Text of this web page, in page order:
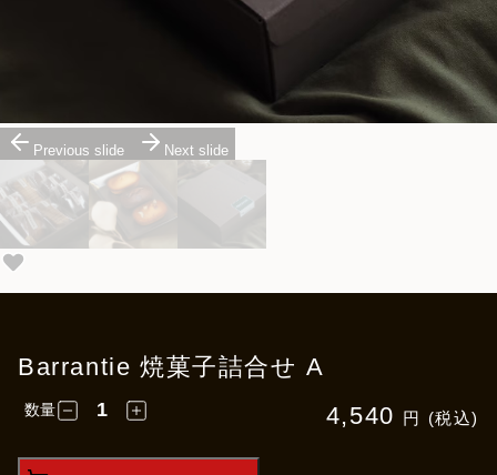
Previous slide Next slide
Barrantie 焼菓子詰合せ A
4,540 円 (税込)
数量